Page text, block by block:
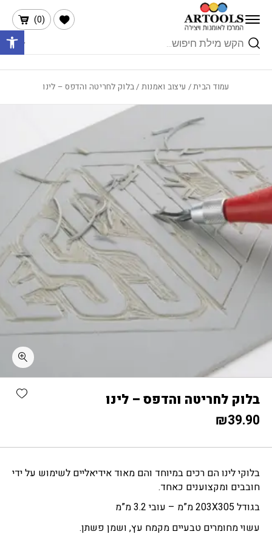
Skip to Content
Products
search
(
0
)
הרשימה שלי
עמוד הבית/ עיצוב ואמנות / בלוק לחריטה והדפס – לינו
בלוק לחריטה והדפס – לינו
₪39.90
בלוקי לינו הם רכים במיוחד והם מאוד אידיאליים לשימוש על ידי
חובבים ומקצוענים כאחד.
בגודל 203X305 מ”מ – עובי 3.2 מ”מ
עשוי מחומרים טבעיים מקמח עץ, ושמן פשתן.
בחזרה למעלה